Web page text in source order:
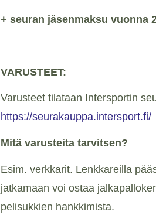
+ seuran jäsenmaksu vuonna
VARUSTEET:
Varusteet tilataan Intersportin
https://seurakauppa.intersport.fi/
Mitä varusteita tarvitsen?
Esim. verkkarit. Lenkkareilla
jatkamaan voi ostaa
pelisukkien hankkimista.